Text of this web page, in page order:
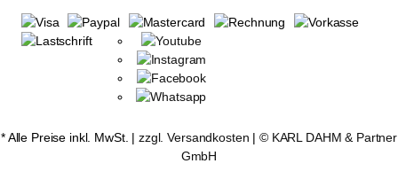
* Alle Preise inkl. MwSt. |zzgl. Versandkosten | © KARL DAHM & Partner
GmbH